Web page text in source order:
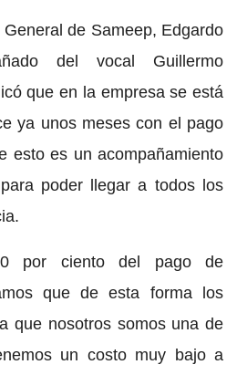
de Sameep, Edgardo
del vocal Guillermo
que en la empresa se está
ya unos meses con el pago
esto es un acompañamiento
poder llegar a todos los
por ciento del pago de
que de esta forma los
que nosotros somos una de
un costo muy bajo a